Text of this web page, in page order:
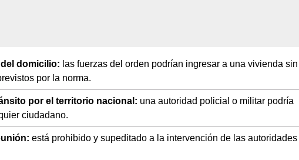
domicilio: las fuerzas del orden podrían ingresar a una vivienda sin
por la norma.
por el territorio nacional: una autoridad policial o militar podría
ciudadano.
está prohibido y supeditado a la intervención de las autoridades